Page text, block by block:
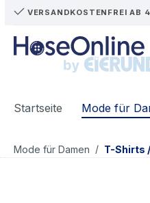
Hauptinhalt springen
Zur Suche springen
Zur Hauptnavigation
VERSANDKOSTENFREI AB
Startseite Mode für
Mode für Damen / T-Shirts